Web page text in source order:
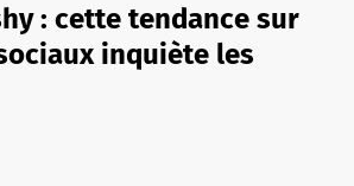
: cette tendance sur
inquiète les